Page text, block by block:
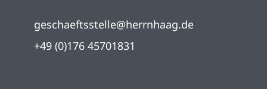
geschaeftsstelle@herrnhaag.de
+49 (0)176 45701831